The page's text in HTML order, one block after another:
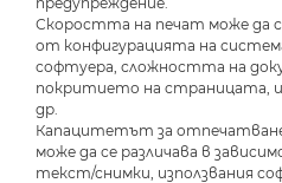
Скоростта на печат може да
от конфигурацията на
софтуера, сложността на
покритието на страницата,
др.
Капацитетът за
може да се различава в
текст/снимки, използвания